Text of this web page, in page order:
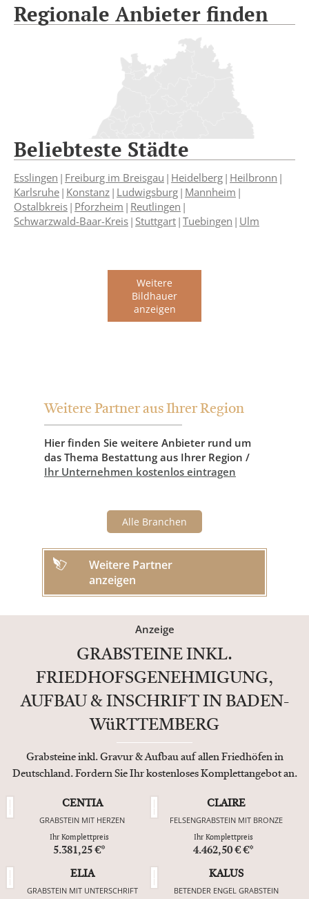
Regionale Anbieter finden
Beliebteste Städte
Esslingen Freiburg im Breisgau Heidelberg Heilbronn
Karlsruhe Konstanz Ludwigsburg Mannheim
Ostalbkreis Pforzheim Reutlingen
Schwarzwald-Baar-Kreis Stuttgart Tuebingen Ulm
Weitere
Bildhauer
anzeigen
Weitere Partner aus Ihrer Region
Hier finden Sie weitere Anbieter rund um
das Thema Bestattung aus Ihrer Region /
Ihr Unternehmen kostenlos eintragen
Alle Branchen
Weitere Partner
anzeigen
Anzeige
GRABSTEINE INKL.
FRIEDHOFSGENEHMIGUNG,
AUFBAU & INSCHRIFT IN BADEN-
WüRTTEMBERG
Grabsteine inkl. Gravur & Aufbau auf allen Friedhöfen in
Deutschland. Fordern Sie Ihr kostenloses Komplettangebot an.
CENTIA
GRABSTEIN MIT HERZEN
Ihr Komplettpreis
5.381,25 €*
CLAIRE
FELSENGRABSTEIN MIT BRONZE
Ihr Komplettpreis
4.462,50 € €*
ELIA
GRABSTEIN MIT UNTERSCHRIFT
KALUS
BETENDER ENGEL GRABSTEIN